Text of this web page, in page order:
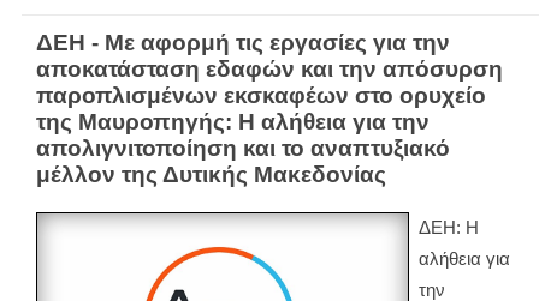
ΔΕΗ - Με αφορμή τις εργασίες για την
αποκατάσταση εδαφών και την απόσυρση
παροπλισμένων εκσκαφέων στο ορυχείο
της Μαυροπηγής: Η αλήθεια για την
απολιγνιτοποίηση και το αναπτυξιακό
μέλλον της Δυτικής Μακεδονίας
ΔΕΗ: Η
αλήθεια για
την